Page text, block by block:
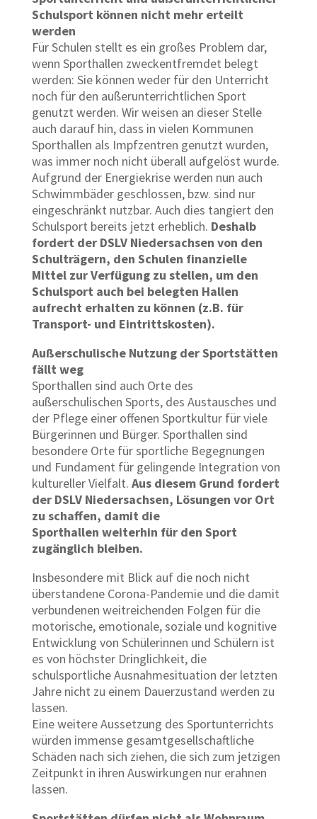
Schulsport können nicht mehr erteilt
werden
Für Schulen stellt es ein großes Problem dar,
wenn Sporthallen zweckentfremdet belegt
werden: Sie können weder für den Unterricht
noch für den außerunterrichtlichen Sport
genutzt werden. Wir weisen an dieser Stelle
auch darauf hin, dass in vielen Kommunen
Sporthallen als Impfzentren genutzt wurden,
was immer noch nicht überall aufgelöst wurde.
Aufgrund der Energiekrise werden nun auch
Schwimmbäder geschlossen, bzw. sind nur
eingeschränkt nutzbar. Auch dies tangiert den
Schulsport bereits jetzt erheblich. Deshalb
fordert der DSLV Niedersachsen von den
Schulträgern, den Schulen finanzielle
Mittel zur Verfügung zu stellen, um den
Schulsport auch bei belegten Hallen
aufrecht erhalten zu können (z.B. für
Transport- und Eintrittskosten).
Außerschulische Nutzung der Sportstätten
fällt weg
Sporthallen sind auch Orte des
außerschulischen Sports, des Austausches und
der Pflege einer offenen Sportkultur für viele
Bürgerinnen und Bürger. Sporthallen sind
besondere Orte für sportliche Begegnungen
und Fundament für gelingende Integration von
kultureller Vielfalt. Aus diesem Grund fordert
der DSLV Niedersachsen, Lösungen vor Ort
zu schaffen, damit die
Sporthallen weiterhin für den Sport
zugänglich bleiben.
Insbesondere mit Blick auf die noch nicht
überstandene Corona-Pandemie und die damit
verbundenen weitreichenden Folgen für die
motorische, emotionale, soziale und kognitive
Entwicklung von Schülerinnen und Schülern ist
es von höchster Dringlichkeit, die
schulsportliche Ausnahmesituation der letzten
Jahre nicht zu einem Dauerzustand werden zu
lassen.
Eine weitere Aussetzung des Sportunterrichts
würden immense gesamtgesellschaftliche
Schäden nach sich ziehen, die sich zum jetzigen
Zeitpunkt in ihren Auswirkungen nur erahnen
lassen.